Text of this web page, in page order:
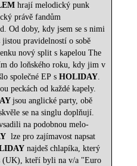
hrají melodický punk
právě fandům
Od doby, kdy jsem se s nimi
jistou pravidelností o sobě
nový split s kapelou The
do loňského roku, kdy jim v
společné EP sHOLIDAY.
peckách od každé kapely.
jsou anglické party, obě
se na singlu doplňují.
na podobnou melo-
lze pro zajímavost napsat
najdeš chlapíka, který
(UK), kteří byli na v/a "Euro